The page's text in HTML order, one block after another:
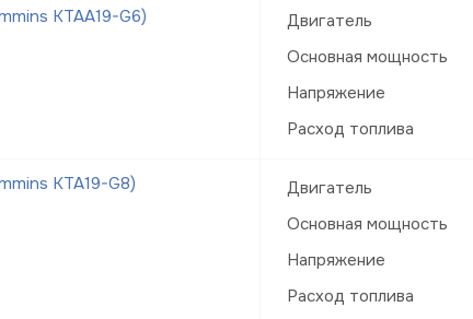
KTAA19-G6)
Двигатель
Основная мощность
Напряжение
Расход топлива
KTA19-G8)
Двигатель
Основная мощность
Напряжение
Расход топлива